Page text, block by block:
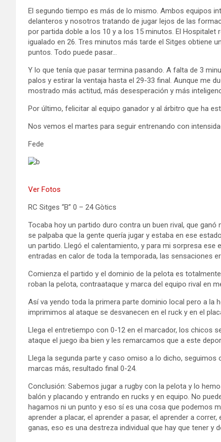
El segundo tiempo es más de lo mismo. Ambos equipos
delanteros y nosotros tratando de jugar lejos de las
por partida doble a los 10 y a los 15 minutos. El
igualado en 26. Tres minutos más tarde el Sitges obtiene
puntos. Todo puede pasar…
Y lo que tenía que pasar termina pasando. A falta de 3
palos y estirar la ventaja hasta el 29-33 final. Aunque me
mostrado más actitud, más desesperación y más
Por último, felicitar al equipo ganador y al árbitro que ha
Nos vemos el martes para seguir entrenando con
Fede
Ver Fotos
RC Sitges “B” 0 – 24 Gòtics
Tocaba hoy un partido duro contra un buen rival, que
se palpaba que la gente quería jugar y estaba en ese
un partido. Llegó el calentamiento, y para mi sorpresa
entradas en calor de toda la temporada, las sensaciones
Comienza el partido y el dominio de la pelota es
roban la pelota, contraataque y marca del equipo rival en
Así va yendo toda la primera parte dominio local pero a la
imprimimos al ataque se desvanecen en el ruck y en el
Llega el entretiempo con 0-12 en el marcador, los chicos
ataque el juego iba bien y les remarcamos que a este
Llega la segunda parte y caso omiso a lo dicho,
marcas más, resultado final 0-24.
Conclusión: Sabemos jugar a rugby con la pelota y lo
balón y placando y entrando en rucks y en equipo. No
hagamos ni un punto y eso sí es una cosa que podemos
aprender a placar, el aprender a pasar, el aprender a
ganas, eso es una destreza individual que hay que tener y